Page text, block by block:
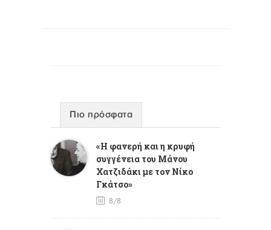
Πιο πρόσφατα
«Η φανερή και η κρυφή
συγγένεια του Μάνου
Χατζιδάκι με τον Νίκο
Γκάτσο»
8/8